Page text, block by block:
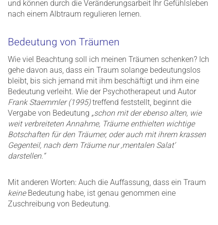
und können durch die Veränderungsarbeit Ihr Gefühlsleben
nach einem Albtraum regulieren lernen.
Bedeutung von Träumen
Wie viel Beachtung soll ich meinen Träumen schenken? Ich
gehe davon aus, dass ein Traum solange bedeutungslos
bleibt, bis sich jemand mit ihm beschäftigt und ihm eine
Bedeutung verleiht. Wie der Psychotherapeut und Autor
Frank Staemmler (1995)treffend feststellt, beginnt die
Vergabe von Bedeutung „schon mit der ebenso alten, wie
weit verbreiteten Annahme, Träume enthielten wichtige
Botschaften für den Träumer, oder auch mit ihrem krassen
Gegenteil, nach dem Träume nur ‚mentalen Salat‘
darstellen.“
Mit anderen Worten: Auch die Auffassung, dass ein Traum
keineBedeutung habe, ist genau genommen eine
Zuschreibung von Bedeutung.